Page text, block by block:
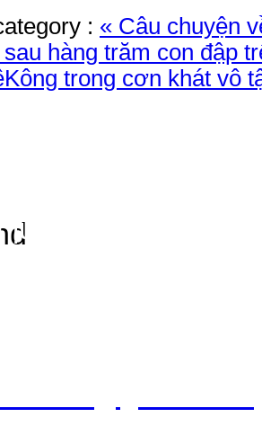
: « Câu chuyện
hàng trăm con đập
trong cơn khát vô
trách nhiệm nội